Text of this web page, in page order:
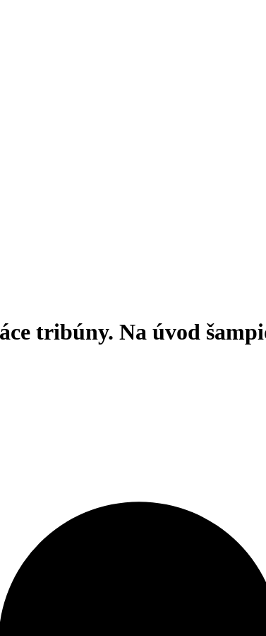
tribúny. Na úvod